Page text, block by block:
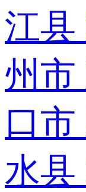
江县
州市
口市
水县